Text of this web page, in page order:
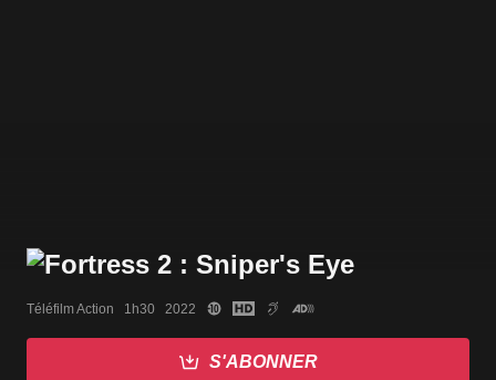
Téléfilm Action   1h30   2022
S'ABONNER